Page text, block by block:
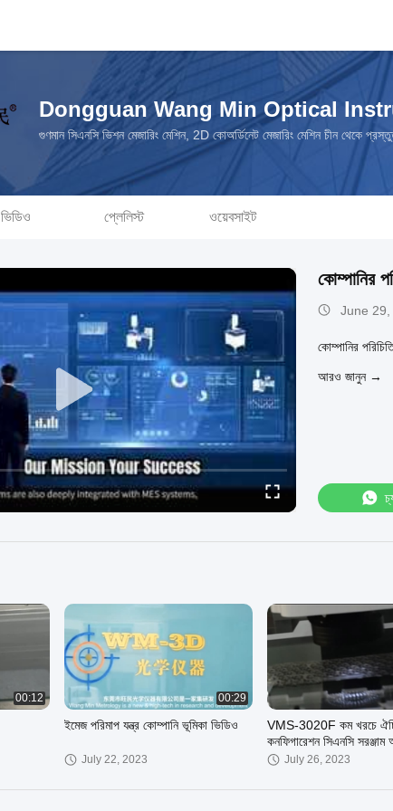
Dongguan Wang Min Optical
গুণমান সিএনসি ভিশন মেজারিং মেশিন, 2D কোঅর্ডিনেট মেজারিং মেশিন চীন থেকে
ভিডিও প্লেলিস্ট ওয়েবসাইট
কোম্পানির
June 29,
কোম্পানির
আরও জানুন →
00:12 00:29
ইমেজ পরিমাপ যন্ত্র কোম্পানি ভূমিকা ভিডিও
July 22, 2023
VMS-3020F কম খরচে
কনফিগারেশন সিএনসি সরঞ্জাম
মেশিনJuly 26, 2023